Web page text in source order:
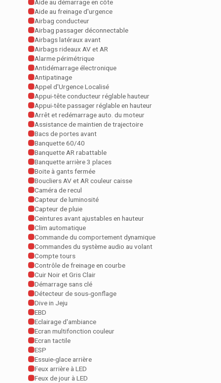
Aide au démarrage en côte
Aide au freinage d'urgence
Airbag conducteur
Airbag passager déconnectable
Airbags latéraux avant
Airbags rideaux AV et AR
Alarme périmétrique
Antidémarrage électronique
Antipatinage
Appel d'Urgence Localisé
Appui-tête conducteur réglable hauteur
Appui-tête passager réglable en hauteur
Arrêt et redémarrage auto. du moteur
Assistance de maintien de trajectoire
Bacs de portes avant
Banquette 60/40
Banquette AR rabattable
Banquette arrière 3 places
Boite à gants fermée
Boucliers AV et AR couleur caisse
Caméra de recul
Capteur de luminosité
Capteur de pluie
Ceintures avant ajustables en hauteur
Clim automatique
Commande du comportement dynamique
Commandes du système audio au volant
Compte tours
Contrôle de freinage en courbe
Cuir Noir et Gris Clair
Démarrage sans clé
Détecteur de sous-gonflage
Dive in Jeju
EBD
Eclairage d'ambiance
Ecran multifonction couleur
Ecran tactile
ESP
Essuie-glace arrière
Feux arrière à LED
Feux de jour à LED